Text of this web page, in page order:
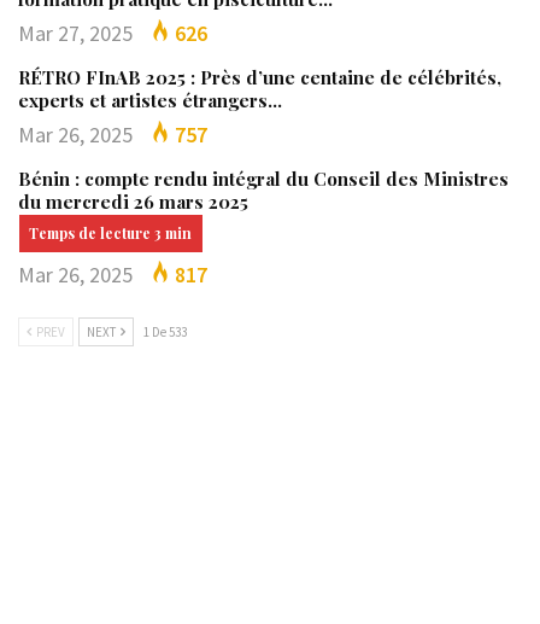
Mar 27, 2025 626
RÉTRO FInAB 2025 : Près d’une centaine de célébrités,
experts et artistes étrangers…
Mar 26, 2025 757
Bénin : compte rendu intégral du Conseil des Ministres
du mercredi 26 mars 2025
Mar 26, 2025 817
PREV NEXT 1 De 533